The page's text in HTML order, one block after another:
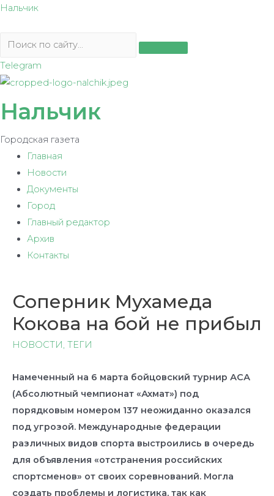
Перейти
содержимому
Нальчик
Telegram
Нальчик
Городская газета
Главная
Новости
Документы
Город
Главный редактор
Архив
Контакты
Соперник Мухамеда
Кокова на бой не прибыл
НОВОСТИ, ТЕГИ
Намеченный на 6 марта бойцовский турнир АСА
(Абсолютный чемпионат «Ахмат») под
порядковым номером 137 неожиданно оказался
под угрозой. Международные федерации
различных видов спорта выстроились в очередь
для объявления «отстранения российских
спортсменов» от своих соревнований. Могла
создать проблемы и логистика, так как